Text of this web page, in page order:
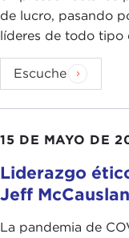
de lucro, pasando
líderes de todo tipo
Escuche
15 DE MAYO DE
Liderazgo
Jeff
La pandemia de